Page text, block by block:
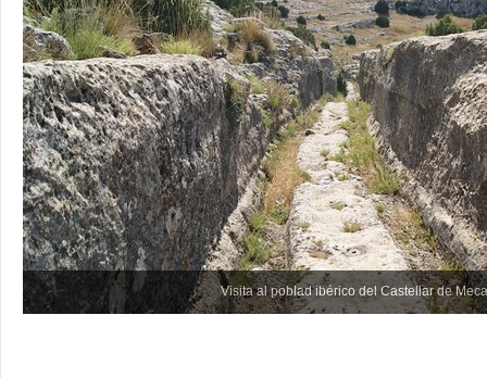
Visita al poblad ibérico del Castellar de Meca